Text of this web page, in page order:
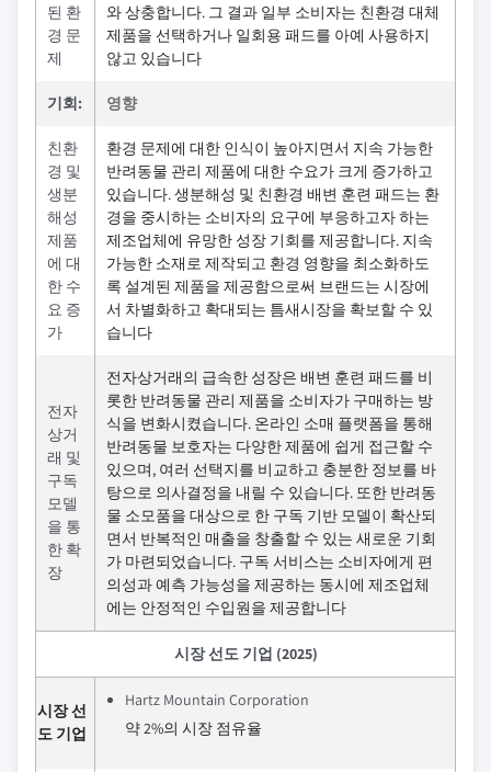
된 환
경 문
제
와 상충합니다. 그 결과 일부 소비자는 친환경 대체
제품을 선택하거나 일회용 패드를 아예 사용하지
않고 있습니다
기회: 영향
친환
경 및
생분
해성
제품
에 대
한 수
요 증
가
환경 문제에 대한 인식이 높아지면서 지속 가능한
반려동물 관리 제품에 대한 수요가 크게 증가하고
있습니다. 생분해성 및 친환경 배변 훈련 패드는 환
경을 중시하는 소비자의 요구에 부응하고자 하는
제조업체에 유망한 성장 기회를 제공합니다. 지속
가능한 소재로 제작되고 환경 영향을 최소화하도
록 설계된 제품을 제공함으로써 브랜드는 시장에
서 차별화하고 확대되는 틈새시장을 확보할 수 있
습니다
전자
상거
래 및
구독
모델
을 통
한 확
장
전자상거래의 급속한 성장은 배변 훈련 패드를 비
롯한 반려동물 관리 제품을 소비자가 구매하는 방
식을 변화시켰습니다. 온라인 소매 플랫폼을 통해
반려동물 보호자는 다양한 제품에 쉽게 접근할 수
있으며, 여러 선택지를 비교하고 충분한 정보를 바
탕으로 의사결정을 내릴 수 있습니다. 또한 반려동
물 소모품을 대상으로 한 구독 기반 모델이 확산되
면서 반복적인 매출을 창출할 수 있는 새로운 기회
가 마련되었습니다. 구독 서비스는 소비자에게 편
의성과 예측 가능성을 제공하는 동시에 제조업체
에는 안정적인 수입원을 제공합니다
시장 선도 기업 (2025)
시장 선
도 기업
Hartz Mountain Corporation
약 2%의 시장 점유율